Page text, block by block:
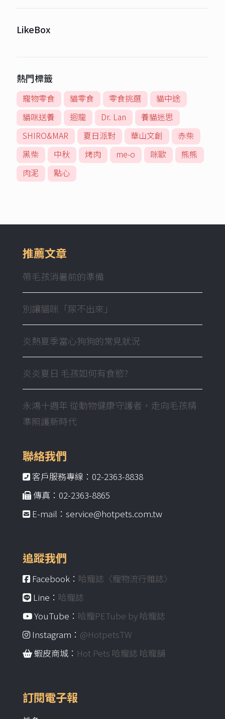
LikeBox
熱門標籤
寵物零食 貓零食 零食挑選
貓中途
貓咪送養
迴龍 Dr. Lan
養貓迷思
SHIRO&MAR
夏日派對 華山文創
赤柴
黑柴
中秋 烤肉 me-o 咪歐
熊熊
肉泥
點心
推薦文章
帶毛孩消暑前的準備
別讓貓咪「尿不出來」
炎熱夏季當心狗狗的常見狀況
炎炎夏日 毛孩如何有食慾?
永鴻十週年 從動物健康守護者，走向毛孩精
準照護新時代
聯絡我們
客戶服務專線：02-2363-8838
傳真：02-2363-8865
E-mail：service@hotpets.com.tw
追蹤我們
Facebook： 哈寵誌〈寵物流行雜誌〉
Line： 哈寵誌
YouTube： 哈寵PETube by 哈寵誌
Instagram： @HotpetsTW
蝦皮商城： Hot Pets 哈寵誌 哈寵舖
訂閱電子報